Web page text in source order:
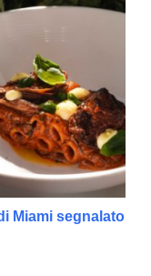
Miami segnalato